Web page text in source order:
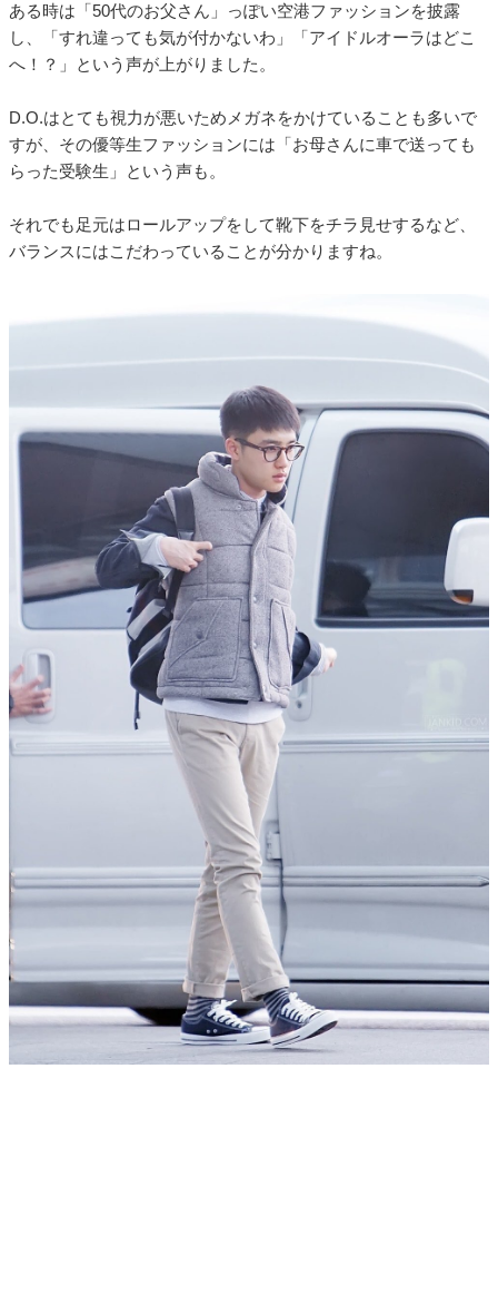
ある時は「50代のお父さん」っぽい空港ファッションを披露
し、「すれ違っても気が付かないわ」「アイドルオーラはどこ
へ！？」という声が上がりました。
D.O.はとても視力が悪いためメガネをかけていることも多いで
すが、その優等生ファッションには「お母さんに車で送っても
らった受験生」という声も。
それでも足元はロールアップをして靴下をチラ見せするなど、
バランスにはこだわっていることが分かりますね。